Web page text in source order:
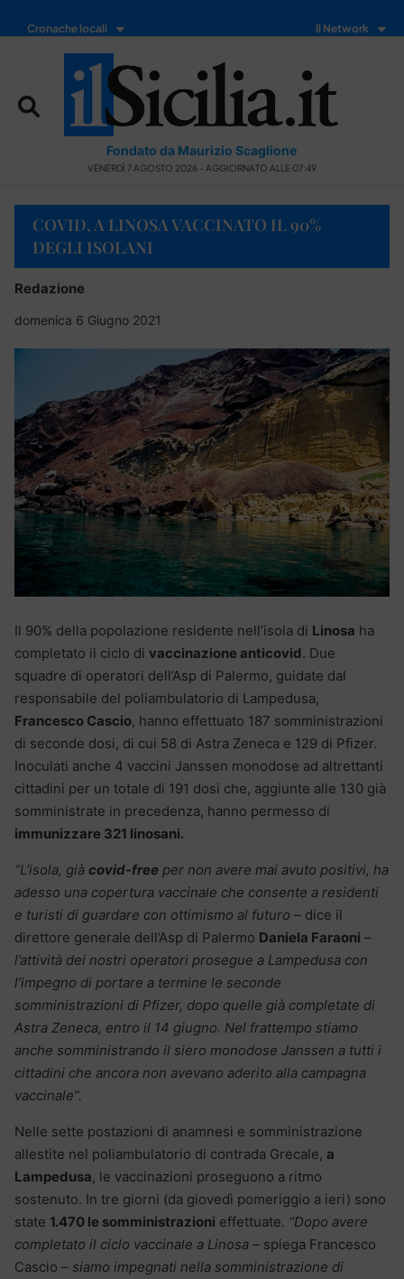
Cronache locali Il Network
Fondato da Maurizio Scaglione
VENERDÌ 7 AGOSTO 2026 - AGGIORNATO ALLE 07:49
COVID, A LINOSA VACCINATO IL 90%
DEGLI ISOLANI
Redazione
domenica 6 Giugno 2021
Il 90% della popolazione residente nell’isola di Linosa ha
completato il ciclo di vaccinazione anticovid. Due
squadre di operatori dell’Asp di Palermo, guidate dal
responsabile del poliambulatorio di Lampedusa,
Francesco Cascio, hanno effettuato 187 somministrazioni
di seconde dosi, di cui 58 di Astra Zeneca e 129 di Pfizer.
Inoculati anche 4 vaccini Janssen monodose ad altrettanti
cittadini per un totale di 191 dosi che, aggiunte alle 130 già
somministrate in precedenza, hanno permesso di
immunizzare 321 linosani.
“L’isola, già covid-free per non avere mai avuto positivi, ha
adesso una copertura vaccinale che consente a residenti
e turisti di guardare con ottimismo al futuro – dice il
direttore generale dell’Asp di Palermo Daniela Faraoni –
l’attività dei nostri operatori prosegue a Lampedusa con
l’impegno di portare a termine le seconde
somministrazioni di Pfizer, dopo quelle già completate di
Astra Zeneca, entro il 14 giugno. Nel frattempo stiamo
anche somministrando il siero monodose Janssen a tutti i
cittadini che ancora non avevano aderito alla campagna
vaccinale”.
Nelle sette postazioni di anamnesi e somministrazione
allestite nel poliambulatorio di contrada Grecale, a
Lampedusa, le vaccinazioni proseguono a ritmo
sostenuto. In tre giorni (da giovedì pomeriggio a ieri) sono
state 1.470 le somministrazioni effettuate. “Dopo avere
completato il ciclo vaccinale a Linosa – spiega Francesco
Cascio – siamo impegnati nella somministrazione di